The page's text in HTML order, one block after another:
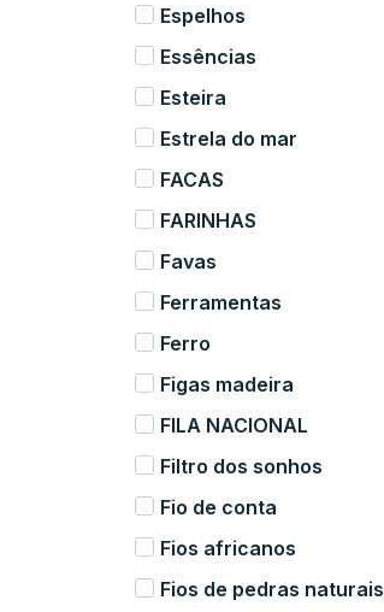
Espelhos
Essências
Esteira
Estrela do mar
FACAS
FARINHAS
Favas
Ferramentas
Ferro
Figas madeira
FILA NACIONAL
Filtro dos sonhos
Fio de conta
Fios africanos
Fios de pedras naturais